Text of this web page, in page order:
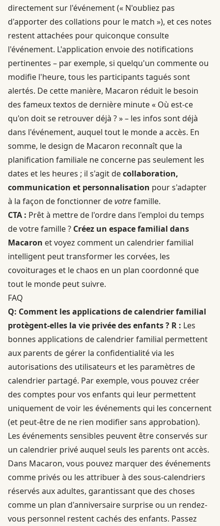
directement sur l'événement (« N'oubliez pas
d'apporter des collations pour le match »), et ces notes
restent attachées pour quiconque consulte
l'événement. L'application envoie des notifications
pertinentes – par exemple, si quelqu'un commente ou
modifie l'heure, tous les participants tagués sont
alertés. De cette manière, Macaron réduit le besoin
des fameux textos de dernière minute « Où est-ce
qu'on doit se retrouver déjà ? » – les infos sont déjà
dans l'événement, auquel tout le monde a accès. En
somme, le design de Macaron reconnaît que la
planification familiale ne concerne pas seulement les
dates et les heures ; il s'agit decollaboration,
communication et personnalisation pour s'adapter
à la façon de fonctionner devotrefamille.
CTA : Prêt à mettre de l'ordre dans l'emploi du temps
de votre famille ? Créez un espace familial dans
Macaron et voyez comment un calendrier familial
intelligent peut transformer les corvées, les
covoiturages et le chaos en un plan coordonné que
tout le monde peut suivre.
FAQ
Q: Comment les applications de calendrier familial
protègent-elles la vie privée des enfants ? R : Les
bonnes applications de calendrier familial permettent
aux parents de gérer la confidentialité via les
autorisations des utilisateurs et les paramètres de
calendrier partagé. Par exemple, vous pouvez créer
des comptes pour vos enfants qui leur permettent
uniquement de voir les événements qui les concernent
(et peut-être de ne rien modifier sans approbation).
Les événements sensibles peuvent être conservés sur
un calendrier privé auquel seuls les parents ont accès.
Dans Macaron, vous pouvez marquer des événements
comme privés ou les attribuer à des sous-calendriers
réservés aux adultes, garantissant que des choses
comme un plan d'anniversaire surprise ou un rendez-
vous personnel restent cachés des enfants. Passez